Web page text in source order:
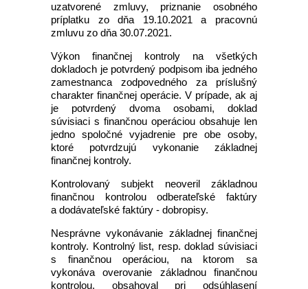
uzatvorené zmluvy, priznanie osobného
príplatku zo dňa 19.10.2021 a pracovnú
zmluvu zo dňa 30.07.2021.
Výkon finančnej kontroly na všetkých
dokladoch je potvrdený podpisom iba jedného
zamestnanca zodpovedného za príslušný
charakter finančnej operácie. V prípade, ak aj
je potvrdený dvoma osobami, doklad
súvisiaci s finančnou operáciou obsahuje len
jedno spoločné vyjadrenie pre obe osoby,
ktoré potvrdzujú vykonanie základnej
finančnej kontroly.
Kontrolovaný subjekt neoveril základnou
finančnou kontrolou odberateľské faktúry
a dodávateľské faktúry - dobropisy.
Nesprávne vykonávanie základnej finančnej
kontroly. Kontrolný list, resp. doklad súvisiaci
s finančnou operáciou, na ktorom sa
vykonáva overovanie základnou finančnou
kontrolou, obsahoval pri odsúhlasení